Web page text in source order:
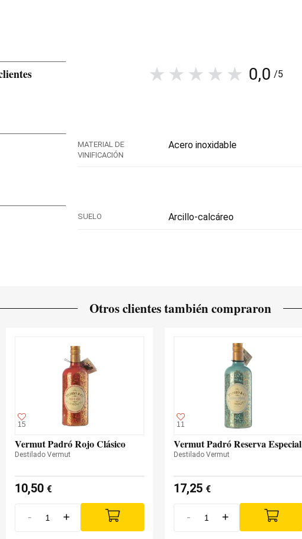
0,0 /5
MATERIAL DE
VINIFICACIÓN
Acero inoxidable
SUELO Arcillo-calcáreo
Otros clientes también compraron
15
Vermut Padró Rojo Clásico
Destilado Vermut
10,50 €
- +
11
Vermut Padró Reserva Especial
Destilado Vermut
17,25 €
- +